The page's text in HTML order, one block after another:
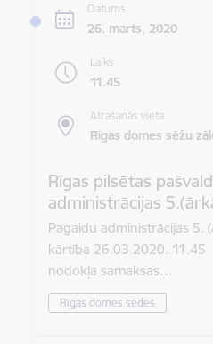
Datums
26. marts, 2020
Laiks
11.45
Atrašanās vieta
Rīgas domes sēžu
Rīgas pilsētas
administrācijas
Pagaidu administrācijas 5.
kārtība 26.03.2020. 11.45
nodokļa samaksas…
Rīgas domes sēdes